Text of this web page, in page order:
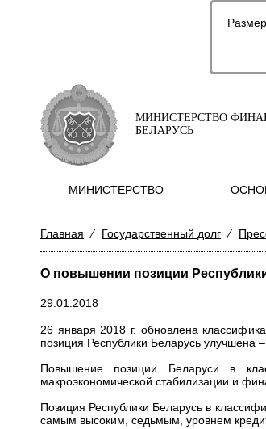
МИНИСТЕРСТВО
БЕЛАРУСЬ
МИНИСТЕРСТВО
Главная ⁄ Государственный долг ⁄
О повышении позиции
29.01.2018
26 января 2018 г. обновлена
позиция Республики Беларусь улучшена
Повышение позиции Беларуси в
макроэкономической стабилизации и
Позиция Республики Беларусь в
самым высоким, седьмым, уровнем